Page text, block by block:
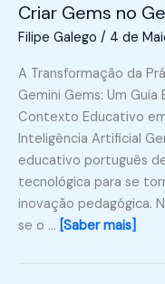
Criar Gems no
Filipe Galego / 4 de
A Transformação da
Gemini Gems: Um
Contexto Educativo
Inteligência Artificial
educativo português
tecnológica para se
inovação pedagógica.
se o … [Saber mais]